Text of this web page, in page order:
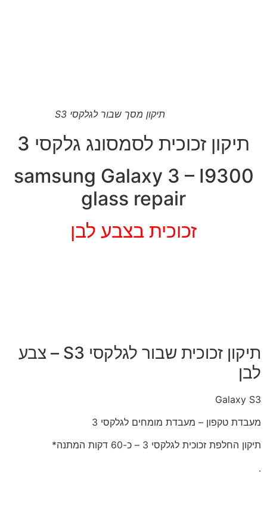
תיקון מסך שבור לגלקסי S3
תיקון זכוכית לסמסונג גלקסי 3
samsung Galaxy 3 –
glass repair
זכוכית בצבע לבן
תיקון זכוכית שבור לגלקסי S3 – צבע
Galaxy
טקפון – מעבדת מומחים לגלקסי 3
החלפת זכוכית לגלקסי 3 – כ-60 דקות המתנה*